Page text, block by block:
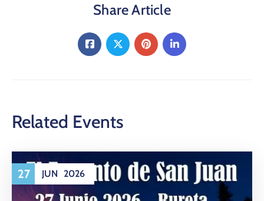
Share Article
Related Events
27 JUN 2026